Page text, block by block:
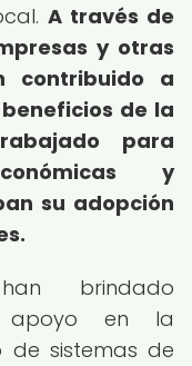
A través de
y otras
contribuido a
de la
para
y
su adopción
brindado
apoyo en la
de sistemas de